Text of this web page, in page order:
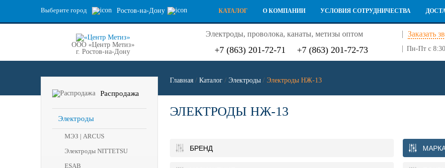
Выберите город Ростов-на-Дону КАТАЛОГ О КОМПАНИИ УСЛОВИЯ СОТРУДНИЧЕСТВА
ООО «Центр Метиз»
г. Ростов-на-Дону
Электроды, проволока, канаты, метизы оптом Заказать
+7 (863) 201-72-71 +7 (863) 201-72-73 Пн-Пт с
Распродажа
Электроды
МЭЗ | ARCUS
Электроды NITTETSU
ESAB
Главная / Каталог / Электроды / Электроды НЖ-13
ЭЛЕКТРОДЫ НЖ-13
БРЕНД